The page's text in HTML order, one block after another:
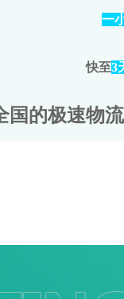
一
快至3
国的极速物